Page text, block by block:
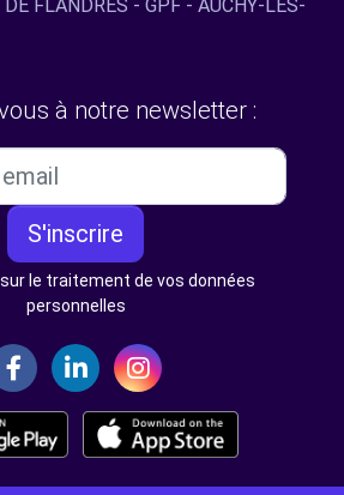
DE FLANDRES - GPF - AUCHY-LES-
à notre newsletter :
S'inscrire
le traitement de vos données
personnelles